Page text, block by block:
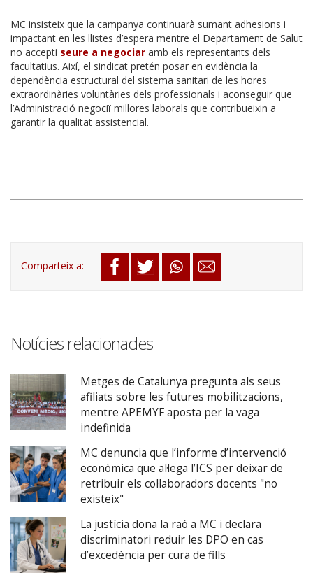
MC insisteix que la campanya continuarà sumant adhesions i
impactant en les llistes d’espera mentre el Departament de Salut
no accepti seure a negociar amb els representants dels
facultatius. Així, el sindicat pretén posar en evidència la
dependència estructural del sistema sanitari de les hores
extraordinàries voluntàries dels professionals i aconseguir que
l’Administració negociï millores laborals que contribueixin a
garantir la qualitat assistencial.
Notícies relacionades
Metges de Catalunya pregunta als seus
afiliats sobre les futures mobilitzacions,
mentre APEMYF aposta per la vaga
indefinida
MC denuncia que l’informe d’intervenció
econòmica que al·lega l’ICS per deixar de
retribuir els col·laboradors docents "no
existeix"
La justícia dona la raó a MC i declara
discriminatori reduir les DPO en cas
d’excedència per cura de fills